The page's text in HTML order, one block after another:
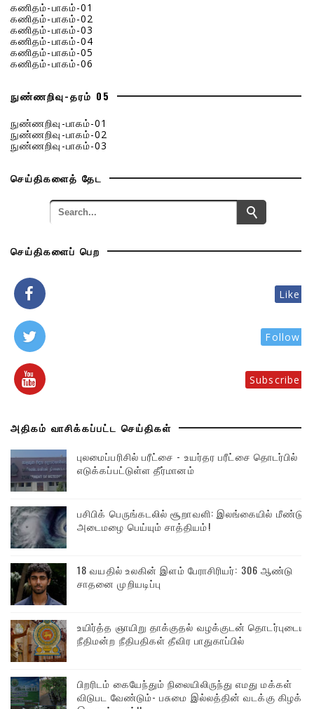
கணிதம்-பாகம்-01
கணிதம்-பாகம்-02
கணிதம்-பாகம்-03
கணிதம்-பாகம்-04
கணிதம்-பாகம்-05
கணிதம்-பாகம்-06
நுண்ணறிவு-தரம் 05
நுண்ணறிவு-பாகம்-01
நுண்ணறிவு-பாகம்-02
நுண்ணறிவு-பாகம்-03
செய்திகளைத் தேட
செய்திகளைப் பெற
Like
Follow
Subscribe
அதிகம் வாசிக்கப்பட்ட செய்திகள்
புலமைப்பரிசில் பரீட்சை - உயர்தர பரீட்சை தொடர்பில்
எடுக்கப்பட்டுள்ள தீர்மானம்
பசிபிக் பெருங்கடலில் சூறாவளி: இலங்கையில் மீண்டும்
அடைமழை பெய்யும் சாத்தியம்!
18 வயதில் உலகின் இளம் பேராசிரியர்: 306 ஆண்டு
சாதனை முறியடிப்பு
உயிர்த்த ஞாயிறு தாக்குதல் வழக்குடன் தொடர்புடைய
நீதிமன்ற நீதிபதிகள் தீவிர பாதுகாப்பில்
பிறரிடம் கையேந்தும் நிலையிலிருந்து எமது மக்கள்
விடுபட வேண்டும்- பசுமை இல்லத்தின் வடக்கு கிழக்கு